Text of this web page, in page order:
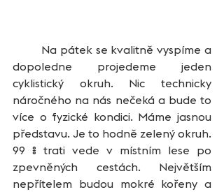
dopoledne projedeme jeden
cyklistický okruh. Nic technicky
náročného na nás nečeká a bude to
více o fyzické kondici. Máme jasnou
představu. Je to hodně zelený okruh.
99 % trati vede v místním lese po
zpevněných cestách. Největším
nepřítelem budou mokré kořeny a